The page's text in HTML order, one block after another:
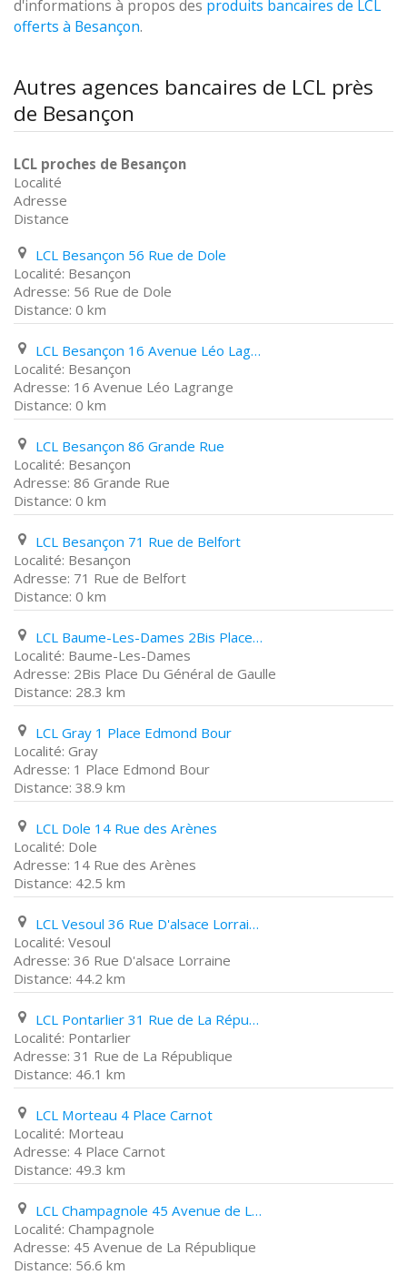
d'informations à propos des produits bancaires de LCL
offerts à Besançon.
Autres agences bancaires de LCL près
de Besançon
LCL proches de Besançon
Localité
Adresse
Distance
LCL Besançon 56 Rue de Dole
Besançon
56 Rue de Dole
0 km
LCL Besançon 16 Avenue Léo Lagrange
Besançon
16 Avenue Léo Lagrange
0 km
LCL Besançon 86 Grande Rue
Besançon
86 Grande Rue
0 km
LCL Besançon 71 Rue de Belfort
Besançon
71 Rue de Belfort
0 km
LCL Baume-Les-Dames 2Bis Place Du Général de Gaulle
Baume-Les-Dames
2Bis Place Du Général de Gaulle
28.3 km
LCL Gray 1 Place Edmond Bour
Gray
1 Place Edmond Bour
38.9 km
LCL Dole 14 Rue des Arènes
Dole
14 Rue des Arènes
42.5 km
LCL Vesoul 36 Rue D'alsace Lorraine
Vesoul
36 Rue D'alsace Lorraine
44.2 km
LCL Pontarlier 31 Rue de La République
Pontarlier
31 Rue de La République
46.1 km
LCL Morteau 4 Place Carnot
Morteau
4 Place Carnot
49.3 km
LCL Champagnole 45 Avenue de La République
Champagnole
45 Avenue de La République
56.6 km